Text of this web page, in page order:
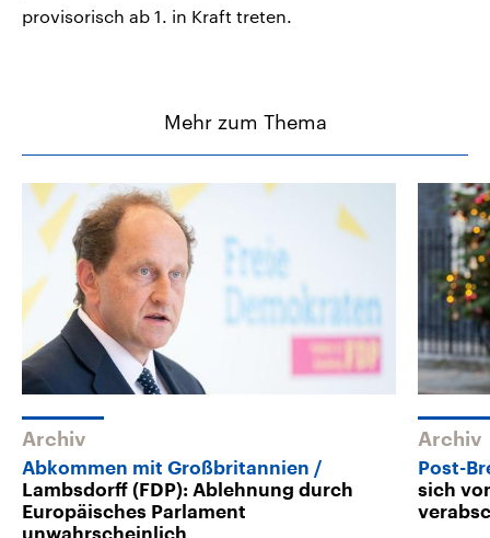
provisorisch ab 1. in Kraft treten.
Mehr zum Thema
Archiv
Abkommen mit Großbritannien
Lambsdorff (FDP): Ablehnung durch
Europäisches Parlament
Archiv
Post-
sich